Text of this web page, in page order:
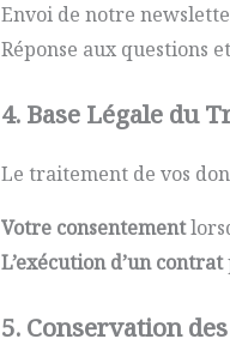
Envoi de notre
Réponse aux questions
4. Base Légale du
Le traitement de vos
Votre consentement
L’exécution d’un contrat
5. Conservation